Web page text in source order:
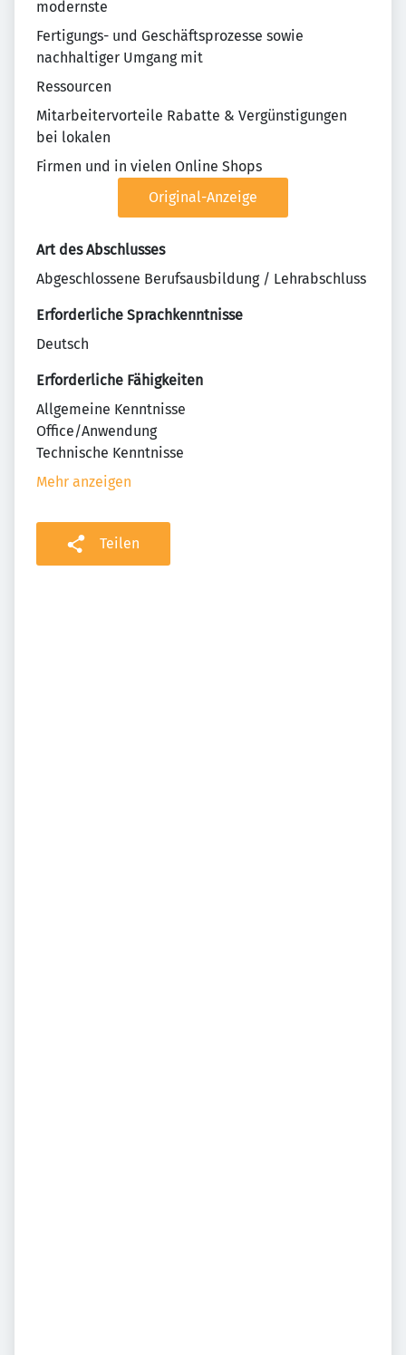
modernste
Fertigungs- und Geschäftsprozesse sowie
nachhaltiger Umgang mit
Ressourcen
Mitarbeitervorteile Rabatte & Vergünstigungen
bei lokalen
Firmen und in vielen Online Shops
Original-Anzeige
Art des Abschlusses
Abgeschlossene Berufsausbildung / Lehrabschluss
Erforderliche Sprachkenntnisse
Deutsch
Erforderliche Fähigkeiten
Allgemeine Kenntnisse
Office/Anwendung
Technische Kenntnisse
Mehr anzeigen
Teilen